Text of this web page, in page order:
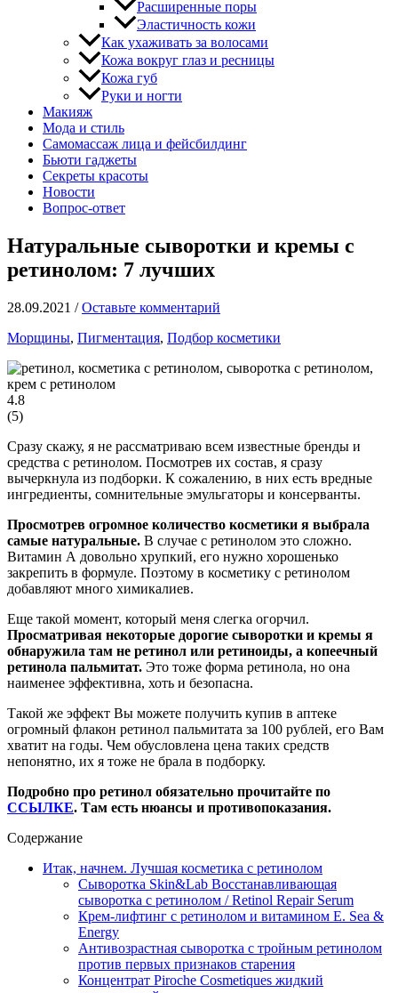
Расширенные поры
Эластичность кожи
Как ухаживать за волосами
Кожа вокруг глаз и ресницы
Кожа губ
Руки и ногти
Макияж
Мода и стиль
Самомассаж лица и фейсбилдинг
Бьюти гаджеты
Секреты красоты
Новости
Вопрос-ответ
Натуральные сыворотки и кремы с
ретинолом: 7 лучших
28.09.2021 /Оставьте комментарий
Морщины, Пигментация, Подбор косметики
4.8
(5)
Сразу скажу, я не рассматриваю всем известные бренды и
средства с ретинолом. Посмотрев их состав, я сразу
вычеркнула из подборки. К сожалению, в них есть вредные
ингредиенты, сомнительные эмульгаторы и консерванты.
Просмотрев огромное количество косметики я выбрала
самые натуральные. В случае с ретинолом это сложно.
Витамин А довольно хрупкий, его нужно хорошенько
закрепить в формуле. Поэтому в косметику с ретинолом
добавляют много химикалиев.
Еще такой момент, который меня слегка огорчил.
Просматривая некоторые дорогие сыворотки и кремы я
обнаружила там не ретинол или ретиноиды, а копеечный
ретинола пальмитат. Это тоже форма ретинола, но она
наименее эффективна, хоть и безопасна.
Такой же эффект Вы можете получить купив в аптеке
огромный флакон ретинол пальмитата за 100 рублей, его Вам
хватит на годы. Чем обусловлена цена таких средств
непонятно, их я тоже не брала в подборку.
Подробно про ретинол обязательно прочитайте по
ССЫЛКЕ. Там есть нюансы и противопоказания.
Содержание
Итак, начнем. Лучшая косметика с ретинолом
Сыворотка Skin&Lab Восстанавливающая
сыворотка с ретинолом / Retinol Repair Serum
Крем-лифтинг с ретинолом и витамином Е. Sea &
Energy
Антивозрастная сыворотка с тройным ретинолом
против первых признаков старения
Концентрат Piroche Cosmetiques жидкий